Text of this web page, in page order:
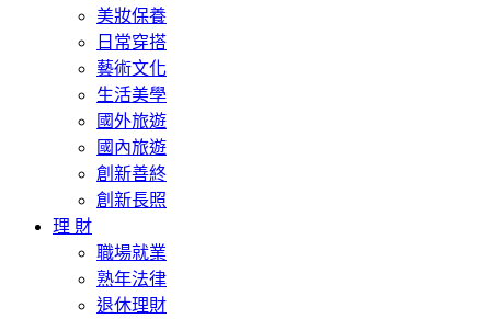
美妝保養
日常穿搭
藝術文化
生活美學
國外旅遊
國內旅遊
創新善終
創新長照
理 財
職場就業
熟年法律
退休理財